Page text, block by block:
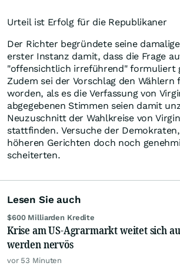
Urteil ist Erfolg für die Republikaner
Der Richter begründete seine
erster Instanz damit, dass die Frage
"offensichtlich irreführend" formuliert
Zudem sei der Vorschlag den
worden, als es die Verfassung von
abgegebenen Stimmen seien damit
Neuzuschnitt der Wahlkreise von
stattfinden. Versuche der
höheren Gerichten doch noch
scheiterten.
Lesen Sie auch
$600 Milliarden Kredite
Krise am US-Agrarmarkt weitet sich
werden nervös
vor 53 Minuten